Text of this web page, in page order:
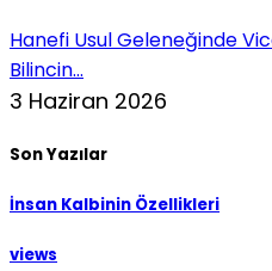
Hanefi Usul Geleneğinde
Bilincin...
3 Haziran 2026
Son Yazılar
İnsan Kalbinin Özellikleri
views